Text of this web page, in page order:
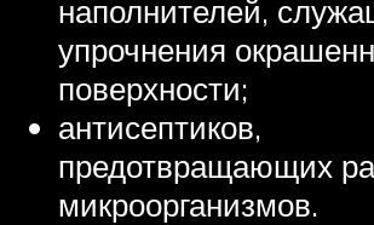
наполнителей,
упрочнения
поверхности;
антисептиков,
предотвращающих
микроорганизмов.